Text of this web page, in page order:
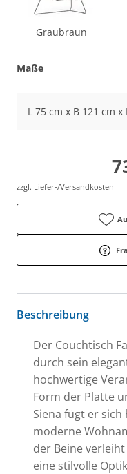
Graubraun
Maße
L 75 cm x B 121 cm x
zzgl. Liefer-/Versandkosten
Beschreibung
Der Couchtisch
durch sein
hochwertige
Form der Platte
Siena fügt er
moderne
der Beine
eine stilvolle